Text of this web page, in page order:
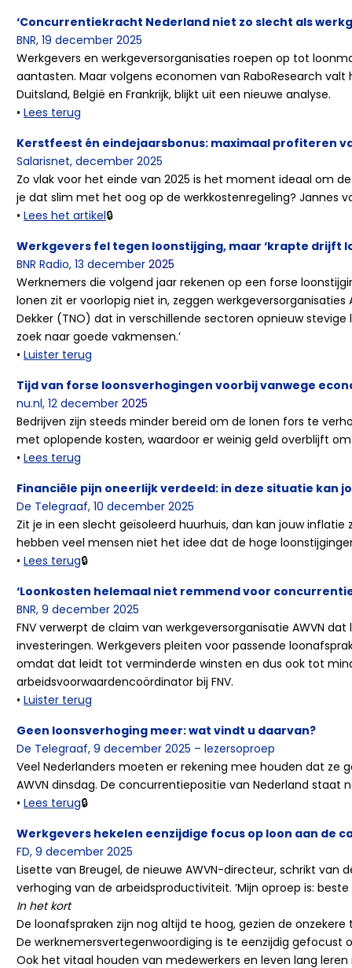
‘Concurrentiekracht Nederland niet zo slecht als
BNR, 19 december 2025
Werkgevers en werkgeversorganisaties roepen op tot
aantasten. Maar volgens economen van RaboResearch
Duitsland, België en Frankrijk, blijkt uit een nieuwe analyse.
• Lees terug
Kerstfeest én eindejaarsbonus: maximaal profiteren
Salarisnet, december 2025
Zo vlak voor het einde van 2025 is het moment ideaal om
je dat slim met het oog op de werkkostenregeling? Jannes
• Lees het artikel🔒
Werkgevers fel tegen loonstijging, maar ‘krapte drijft
BNR Radio, 13 december 2025
Werknemers die volgend jaar rekenen op een forse
lonen zit er voorlopig niet in, zeggen
Dekker (TNO) dat in verschillende sectoren opnieuw
zoek naar goede vakmensen.’
• Luister terug
Tijd van forse loonsverhogingen voorbij vanwege
nu.nl, 12 december 2025
Bedrijven zijn steeds minder bereid om de lonen fors te
met oplopende kosten, waardoor er weinig geld overblijft
• Lees terug
Financiële pijn oneerlijk verdeeld: in deze situatie kan
De Telegraaf, 10 december 2025
Zit je in een slecht geïsoleerd huurhuis, dan kan jouw
hebben veel mensen niet het idee dat de hoge
• Lees terug🔒
‘Loonkosten helemaal niet remmend voor
BNR, 9 december 2025
FNV verwerpt de claim van werkgeversorganisatie AWVN
investeringen. Werkgevers pleiten voor passende
omdat dat leidt tot verminderde winsten en dus ook tot
arbeidsvoorwaardencoördinator bij FNV.
• Luister terug
Geen loonsverhoging meer: wat vindt u daarvan?
De Telegraaf, 9 december 2025 – lezersoproep
Veel Nederlanders moeten er rekening mee houden dat ze
AWVN dinsdag. De concurrentiepositie van Nederland
• Lees terug🔒
Werkgevers hekelen eenzijdige focus op loon aan de
FD, 9 december 2025
Lisette van Breugel, de nieuwe AWVN-directeur, schrikt
verhoging van de arbeidsproductiviteit. ‘Mijn oproep is:
In het kort
De loonafspraken zijn nog altijd te hoog, gezien de onzekere
De werknemersvertegenwoordiging is te eenzijdig gefocust
Ook het vitaal houden van medewerkers en leven lang